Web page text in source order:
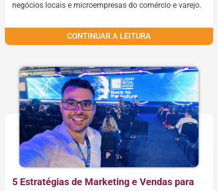
negócios locais e microempresas do comércio e varejo.
CONTINUAR A LEITURA
5 Estratégias de Marketing e Vendas para